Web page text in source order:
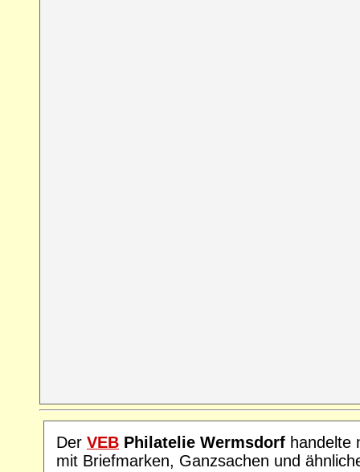
Der VEB Philatelie Wermsdorf handelte
mit Briefmarken, Ganzsachen und